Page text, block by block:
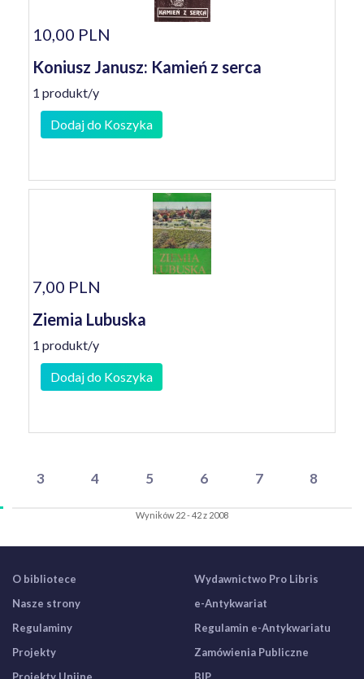
10,00 PLN
Koniusz Janusz: Kamień z serca
1 produkt/y
Dodaj do Koszyka
7,00 PLN
Ziemia Lubuska
1 produkt/y
Dodaj do Koszyka
3 4 5 6 7 8
Wyników 22 - 42 z 2008
O bibliotece
Nasze strony
Regulaminy
Projekty
Wydawnictwo Pro Libris
e-Antykwariat
Regulamin e-Antykwariatu
Zamówienia Publiczne